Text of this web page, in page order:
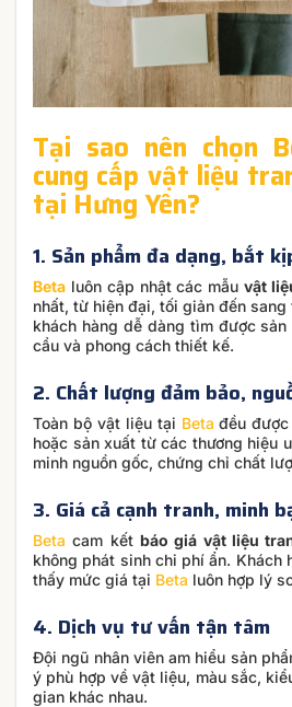
Tại sao nên chọn
cung cấp vật liệu
tại Hưng Yên?
1. Sản phẩm đa dạng, bắt
Beta luôn cập nhật các mẫu vật
nhất, từ hiện đại, tối giản đến
khách hàng dễ dàng tìm được
cầu và phong cách thiết kế.
2. Chất lượng đảm bảo,
Toàn bộ vật liệu tại Beta đều được
hoặc sản xuất từ các thương hiệu
minh nguồn gốc, chứng chỉ chất
3. Giá cả cạnh tranh, minh
Beta cam kết báo giá vật liệu
không phát sinh chi phí ẩn. Khách
thấy mức giá tại Beta luôn hợp lý
4. Dịch vụ tư vấn tận tâm
Đội ngũ nhân viên am hiểu sản
ý phù hợp về vật liệu, màu sắc,
gian khác nhau.